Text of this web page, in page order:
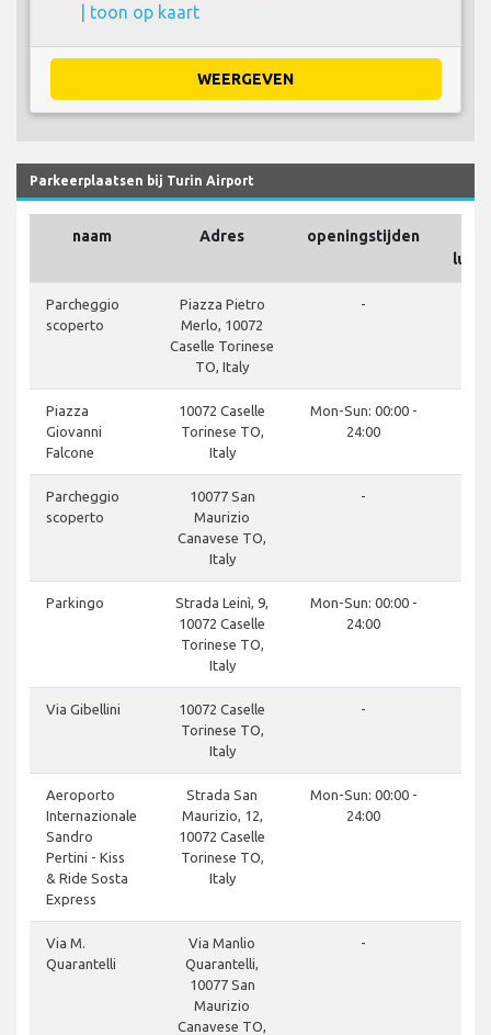
toon op kaart
WEERGEVEN
Parkeerplaatsen bij Turin Airport
naam Adres
openingstijden
Parcheggio
scoperto
Piazza Pietro
Merlo, 10072
Caselle Torinese
TO, Italy
-
Piazza
Giovanni
Falcone
10072 Caselle
Torinese TO,
Italy
Mon-Sun: 00:00 -
24:00
Parcheggio
scoperto
10077 San
Maurizio
Canavese TO,
Italy
-
Parkingo
Strada Leinì, 9,
10072 Caselle
Torinese TO,
Italy
Mon-Sun: 00:00 -
24:00
Via Gibellini
10072 Caselle
Torinese TO,
Italy
-
Aeroporto
Internazionale
Sandro
Pertini - Kiss
& Ride Sosta
Express
Strada San
Maurizio, 12,
10072 Caselle
Torinese TO,
Italy
Mon-Sun: 00:00 -
24:00
Via M.
Quarantelli
Via Manlio
Quarantelli,
10077 San
Maurizio
Canavese TO,
-